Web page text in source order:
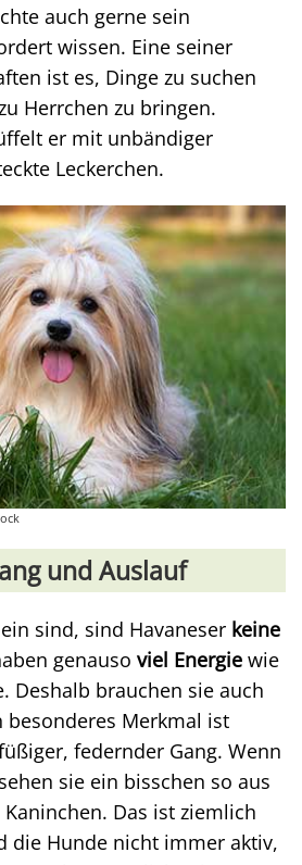
auch gerne sein
wissen. Eine seiner
ist es, Dinge zu suchen
Herrchen zu bringen.
er mit unbändiger
Leckerchen.
und Auslauf
sind, sind Havaneser keine
genauso viel Energie wie
Deshalb brauchen sie auch
besonderes Merkmal ist
federnder Gang. Wenn
sie ein bisschen so aus
Das ist ziemlich
die Hunde nicht immer aktiv,